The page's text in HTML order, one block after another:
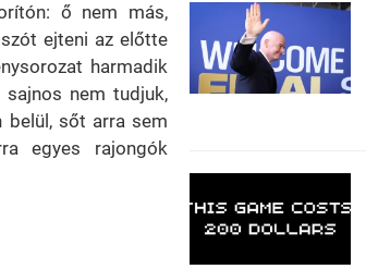
ő nem más,
ejteni az előtte
harmadik
nem tudjuk,
belül, sőt arra sem
egyes rajongók